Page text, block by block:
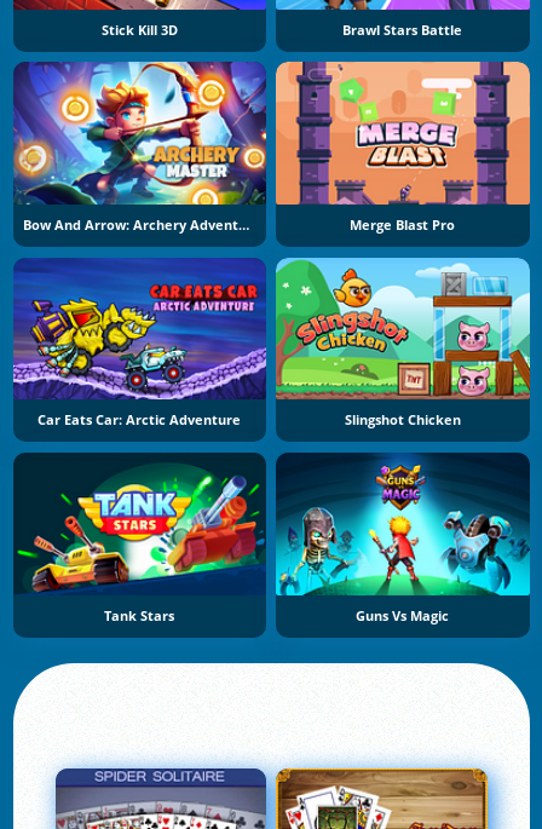
Stick Kill 3D Brawl Stars Battle
Bow And Arrow: Archery Adventure Merge Blast Pro
Car Eats Car: Arctic Adventure Slingshot Chicken
Tank Stars Guns Vs Magic